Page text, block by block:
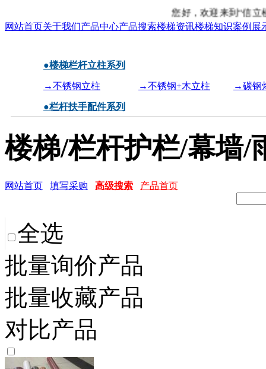
您好，欢迎来到“信立楼
网站首页关于我们产品中心产品搜索楼梯资讯楼梯知识案例展
●楼梯栏杆立柱系列
→不锈钢立柱 →不锈钢+木立柱 →碳钢
●栏杆扶手配件系列
楼梯/栏杆护栏/幕墙/
网站首页 填写采购 高级搜索 产品首页
全选
批量询价产品
批量收藏产品
对比产品